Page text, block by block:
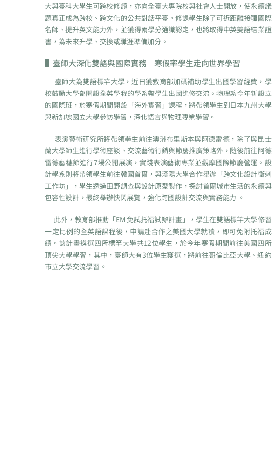
大與臺科大學生可跨校修讀，亦向全臺大專院校與社會人士開放，使永續議
題真正成為跨校、跨文化的公共對話平臺。修課學生除了可近距離接觸國際
名師、提升英文能力外，並獲得兩學分通識認定，也將取得中英雙語結業證
書，為未來升學、交換或職涯準備加分。
▌ 臺師大深化雙語與國際實務 寒假率學生走向世界學習
臺師大為雙語標竿大學，近日獲教育部加碼補助學生出國學習經費，學
校鼓勵大學部開設全英學程的學系帶學生出國進修交流。物理系今年新設立
的國際班，於寒假期間開設「海外實習」課程，將帶領學生到日本九州大學
與新加坡國立大學參訪學習，深化語言與物理專業學習。
表演藝術研究所將帶領學生前往澳洲布里斯本與阿德雷德，除了與昆士
蘭大學師生進行學術座談、交流藝術行銷與節慶推廣策略外，隨後前往阿德
雷德藝穗節進行7場公開展演，實踐表演藝術專業並觀摩國際節慶營運。設
計學系則將帶領學生前往韓國首爾，與漢陽大學合作舉辦「跨文化設計衝刺
工作坊」，學生透過田野調查與設計原型製作，探討首爾城市生活的永續與
包容性設計，最終舉辦快閃展覽，強化跨國設計交流與實務能力 。
此外，教育部推動「EMI免試托福試辦計畫」，學生在雙語標竿大學修習
一定比例的全英語課程後，申請赴合作之美國大學就讀，即可免附托福成
績。該計畫遴選四所標竿大學共12位學生，於今年寒假期間前往美國四所
頂尖大學學習，其中，臺師大有3位學生獲選，將前往哥倫比亞大學、紐約
市立大學交流學習。